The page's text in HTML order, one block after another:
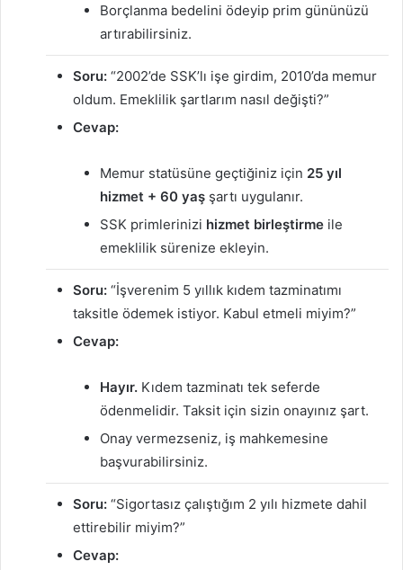
Borçlanma bedelini ödeyip prim gününüzü
artırabilirsiniz.
Soru: “2002’de SSK’lı işe girdim, 2010’da memur
oldum. Emeklilik şartlarım nasıl değişti?”
Cevap:
Memur statüsüne geçtiğiniz için 25 yıl
hizmet + 60 yaş şartı uygulanır.
SSK primlerinizi hizmet birleştirme ile
emeklilik sürenize ekleyin.
Soru: “İşverenim 5 yıllık kıdem tazminatımı
taksitle ödemek istiyor. Kabul etmeli miyim?”
Cevap:
Hayır. Kıdem tazminatı tek seferde
ödenmelidir. Taksit için sizin onayınız şart.
Onay vermezseniz, iş mahkemesine
başvurabilirsiniz.
Soru: “Sigortasız çalıştığım 2 yılı hizmete dahil
ettirebilir miyim?”
Cevap: